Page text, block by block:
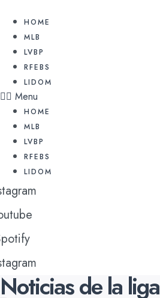
contenido
HOME
MLB
LVBP
RFEBS
LIDOM
Menu
HOME
MLB
LVBP
RFEBS
LIDOM
Noticias de la liga